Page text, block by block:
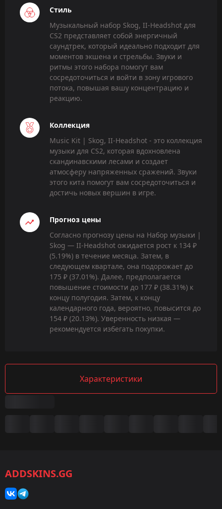
Стиль
Музыкальный набор Skog, II-Headshot для
CS2 представляет собой энергичный
саундтрек, который идеально подходит для
моментов экшена и стрельбы. Звуки и
ритмы этого набора помогут вам
сосредоточиться и войти в зону игрового
потока, повышая вашу концентрацию и
реакцию.
Коллекция
Music Kit | Skog, II-Headshot - это коллекция
музыки для CS2, которая вдохновлена
скандинавскими лесами и создает
атмосферу напряженных сражений. Звуки
этого кита помогут вам сосредоточиться и
достичь новых вершин в игре.
Прогноз цены
Согласно прогнозу цены на Набор музыки |
Skog — II-Headshot ожидается рост к 134 ₽
(5.19%) в течение месяца. Затем, в
следующем квартале, она подорожает до
175 ₽ (37.01%). Далее, предполагается
повышение стоимости до 177 ₽ (38.31%) к
концу полугодия. Затем, к концу
календарного года, вероятно, повысится до
154 ₽ (20.13%). Уверенность низкая —
рекомендуется избегать покупки.
Характеристики
Категория:
Наборы музыки
ADDSKINS.GG